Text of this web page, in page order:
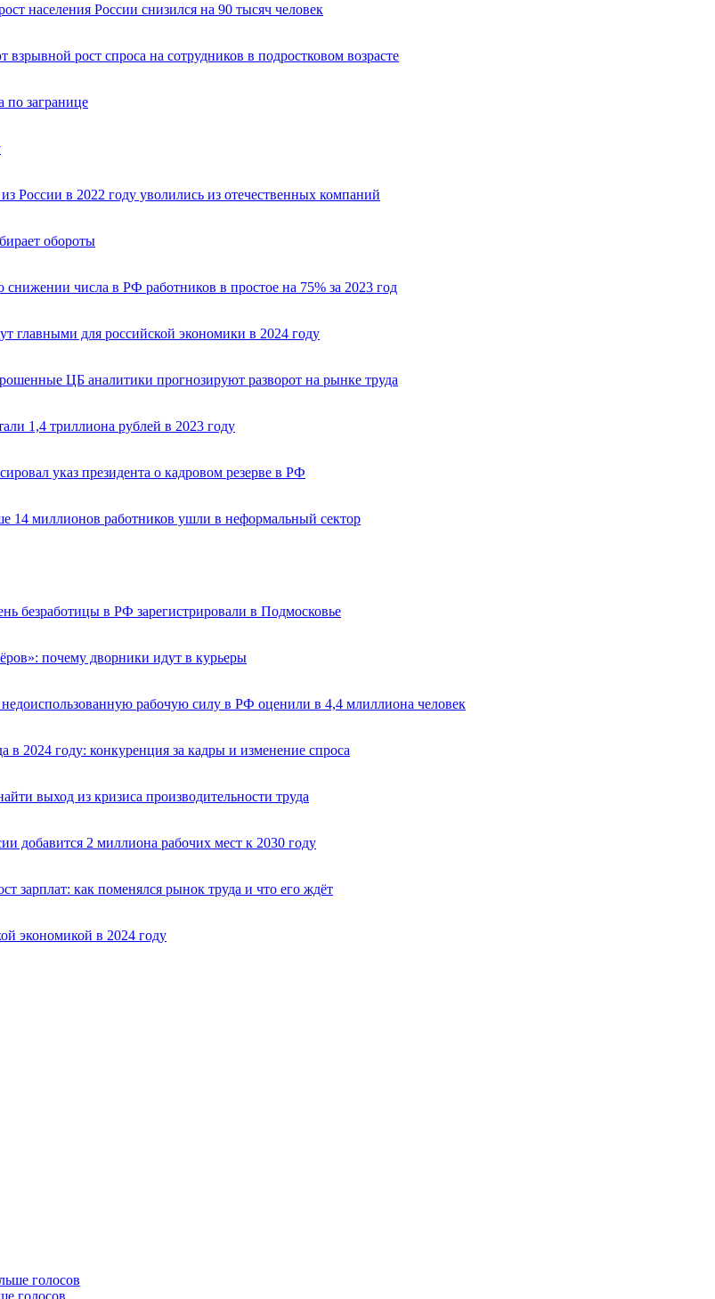
населения России снизился на 90 тыcяч человек
рост спроса на сотрудников в подростковом возрасте
по загранице
России в 2022 году уволились из отечественных компаний
обороты
снижении числа в РФ работников в простое на 75% за 2023 год
главными для российской экономики в 2024 году
ЦБ аналитики прогнозируют разворот на рынке труда
1,4 триллиона рублей в 2023 году
указ президента о кадровом резерве в РФ
14 миллионов работников ушли в неформальный сектор
безработицы в РФ зарегистрировали в Подмосковье
почему дворники идут в курьеры
рабочую силу в РФ оценили в 4,4 млиллиона человек
в 2024 году: конкуренция за кадры и изменение спроса
выход из кризиса производительности труда
добавится 2 миллиона рабочих мест к 2030 году
зарплат: как поменялся рынок труда и что его ждёт
экономикой в 2024 году
голосов